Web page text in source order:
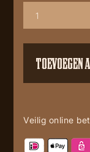
jack
TOEVOEGEN
Veilig online